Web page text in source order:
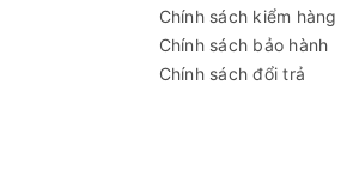
Chính sách kiểm hàng
Chính sách bảo hành
Chính sách đổi trả